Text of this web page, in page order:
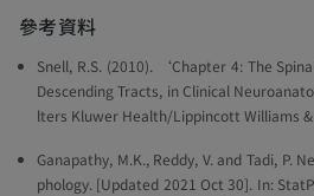
參考資料
Snell, R.S. (2010). ‘Chapter 4: The
Descending Tracts, in Clinical
lters Kluwer Health/Lippincott Williams &
Ganapathy, M.K., Reddy, V. and Tadi, P.
phology. [Updated 2021 Oct 30]. In: